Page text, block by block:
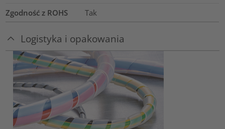
Zgodność z ROHS Tak
Logistyka i opakowania